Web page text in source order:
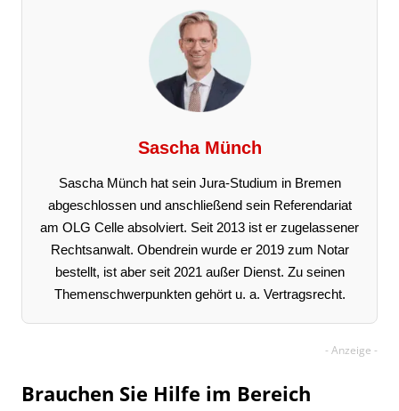
Sascha Münch
Sascha Münch hat sein Jura-Studium in Bremen
abgeschlossen und anschließend sein Referendariat
am OLG Celle absolviert. Seit 2013 ist er zugelassener
Rechtsanwalt. Obendrein wurde er 2019 zum Notar
bestellt, ist aber seit 2021 außer Dienst. Zu seinen
Themenschwerpunkten gehört u. a. Vertragsrecht.
Brauchen Sie Hilfe im Bereich